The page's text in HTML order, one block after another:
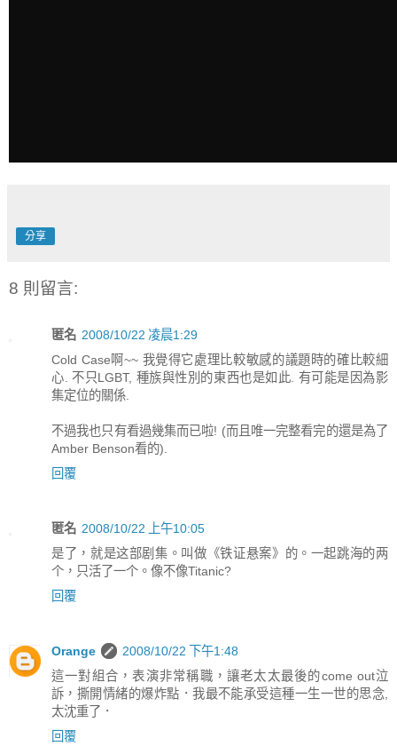
分享
8 則留言:
匿名 2008/10/22 凌晨1:29
Cold Case啊~~ 我覺得它處理比較敏感的議題時的確比較細
心. 不只LGBT, 種族與性別的東西也是如此. 有可能是因為影
集定位的關係.
不過我也只有看過幾集而已啦! (而且唯一完整看完的還是為了
Amber Benson看的).
回覆
匿名 2008/10/22 上午10:05
是了，就是这部剧集。叫做《铁证悬案》的。一起跳海的两
个，只活了一个。像不像Titanic?
回覆
Orange
2008/10/22 下午1:48
這一對組合，表演非常稱職，讓老太太最後的come out泣
訴，撕開情緒的爆炸點．我最不能承受這種一生一世的思念,
太沈重了．
回覆